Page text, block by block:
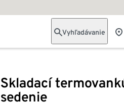
Vyhľadávanie
Skladací
sedenie